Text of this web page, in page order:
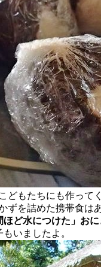
どもたちにも作って
ずを詰めた携帯食は
ど水につけた」おに
いましたよ。